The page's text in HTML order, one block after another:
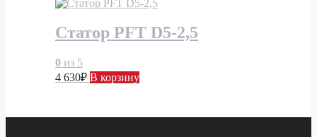
Статор PFT D5-2,5
0 из 5
4 630₽ В корзину